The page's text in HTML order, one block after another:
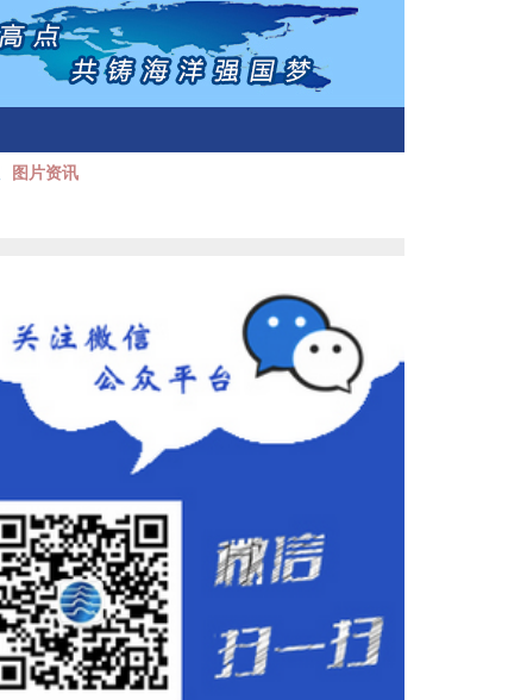
图片资讯